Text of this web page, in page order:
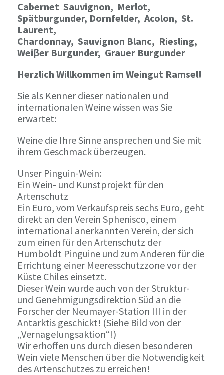
Cabernet Sauvignon, Merlot,
Spätburgunder, Dornfelder, Acolon, St.
Laurent,
Chardonnay, Sauvignon Blanc, Riesling,
Weiβer Burgunder, Grauer Burgunder
Herzlich Willkommen im Weingut Ramsel!
Sie als Kenner dieser nationalen und
internationalen Weine wissen was Sie
erwartet:
Weine die Ihre Sinne ansprechen und Sie mit
ihrem Geschmack überzeugen.
Unser Pinguin-Wein:
Ein Wein- und Kunstprojekt für den
Artenschutz
Ein Euro, vom Verkaufspreis sechs Euro, geht
direkt an den Verein Sphenisco, einem
international anerkannten Verein, der sich
zum einen für den Artenschutz der
Humboldt Pinguine und zum Anderen für die
Errichtung einer Meeresschutzzone vor der
Küste Chiles einsetzt.
Dieser Wein wurde auch von der Struktur-
und Genehmigungsdirektion Süd an die
Forscher der Neumayer-Station III in der
Antarktis geschickt! (Siehe Bild von der
„Vernagelungsaktion“!)
Wir erhoffen uns durch diesen besonderen
Wein viele Menschen über die Notwendigkeit
des Artenschutzes zu erreichen!